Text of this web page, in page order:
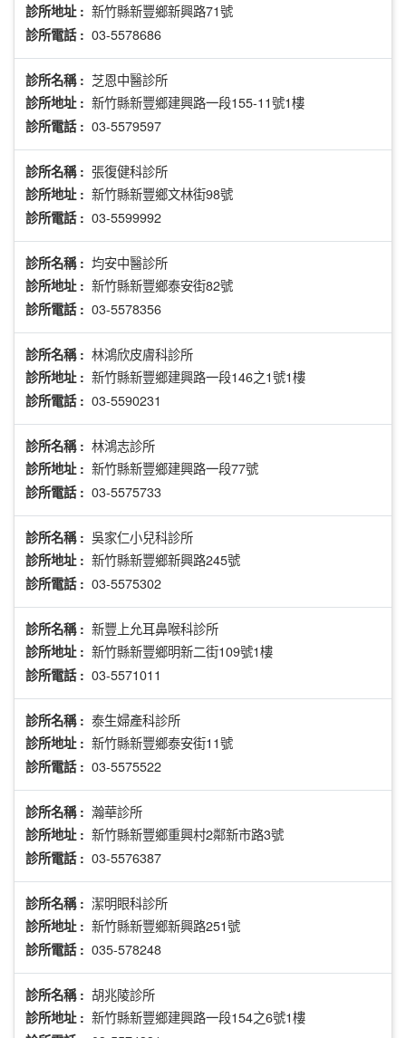
診所地址 : 新竹縣新豐鄉新興路71號
診所電話 : 03-5578686
診所名稱 : 芝恩中醫診所
診所地址 : 新竹縣新豐鄉建興路一段155-11號1樓
診所電話 : 03-5579597
診所名稱 : 張復健科診所
診所地址 : 新竹縣新豐鄉文林街98號
診所電話 : 03-5599992
診所名稱 : 均安中醫診所
診所地址 : 新竹縣新豐鄉泰安街82號
診所電話 : 03-5578356
診所名稱 : 林鴻欣皮膚科診所
診所地址 : 新竹縣新豐鄉建興路一段146之1號1樓
診所電話 : 03-5590231
診所名稱 : 林鴻志診所
診所地址 : 新竹縣新豐鄉建興路一段77號
診所電話 : 03-5575733
診所名稱 : 吳家仁小兒科診所
診所地址 : 新竹縣新豐鄉新興路245號
診所電話 : 03-5575302
診所名稱 : 新豐上允耳鼻喉科診所
診所地址 : 新竹縣新豐鄉明新二街109號1樓
診所電話 : 03-5571011
診所名稱 : 泰生婦產科診所
診所地址 : 新竹縣新豐鄉泰安街11號
診所電話 : 03-5575522
診所名稱 : 瀚華診所
診所地址 : 新竹縣新豐鄉重興村2鄰新市路3號
診所電話 : 03-5576387
診所名稱 : 潔明眼科診所
診所地址 : 新竹縣新豐鄉新興路251號
診所電話 : 035-578248
診所名稱 : 胡兆陵診所
診所地址 : 新竹縣新豐鄉建興路一段154之6號1樓